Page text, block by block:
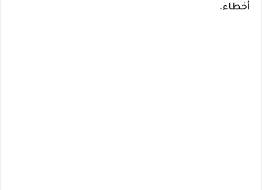
أخطاء.